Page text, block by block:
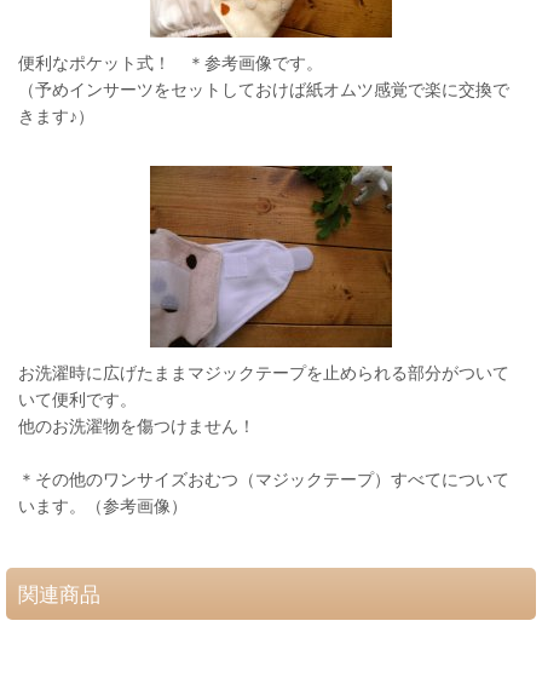
便利なポケット式！ ＊参考画像です。
（予めインサーツをセットしておけば紙オムツ感覚で楽に交換で
きます♪）
お洗濯時に広げたままマジックテープを止められる部分がついて
いて便利です。
他のお洗濯物を傷つけません！
＊その他のワンサイズおむつ（マジックテープ）すべてについて
います。（参考画像）
関連商品